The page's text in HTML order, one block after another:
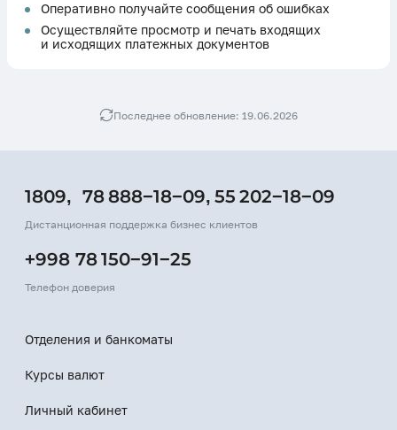
Оперативно получайте сообщения об ошибках
Осуществляйте просмотр и печать входящих
и исходящих платежных документов
Последнее обновление: 19.06.2026
1809, 78 888−18−09, 55 202−18−09
Дистанционная поддержка бизнес клиентов
+998 78 150−91−25
Телефон доверия
Отделения и банкоматы
Курсы валют
Личный кабинет